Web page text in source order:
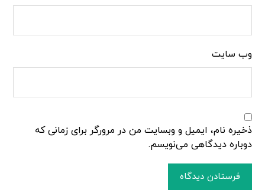
وب‌ سایت
ذخیره نام، ایمیل و وبسایت من در مرورگر برای زمانی که
دوباره دیدگاهی می‌نویسم.
فرستادن دیدگاه